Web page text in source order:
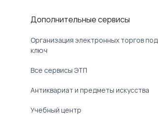
Дополнительные сервисы
Организация электронных торгов под
ключ
Все сервисы ЭТП
Антиквариат и предметы искусства
Учебный центр